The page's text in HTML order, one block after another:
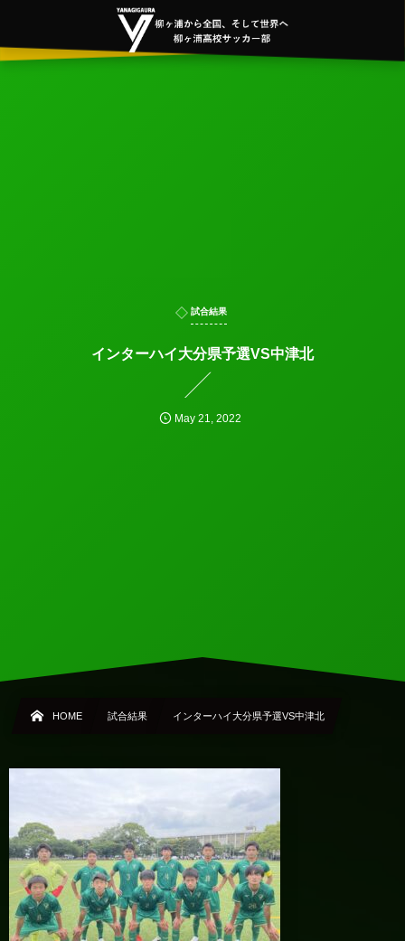
試合結果
インターハイ大分県予選VS中津北
May 21,2022
HOME 試合結果 インターハイ大分県予選VS中津北